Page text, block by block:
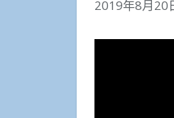
2019年8月20